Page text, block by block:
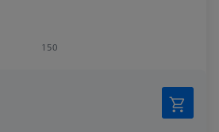
150